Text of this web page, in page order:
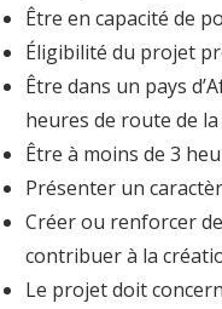
Être en capacité de
Éligibilité du projet
Être dans un pays
heures de route de
Être à moins de 3
Présenter un
Créer ou renforcer
contribuer à la
Le projet doit